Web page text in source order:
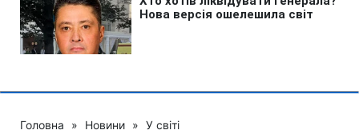
Головна » Новини » У світі